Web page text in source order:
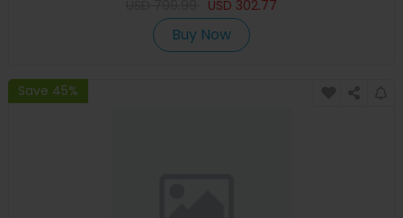
USD 302.77
Buy Now
Save 45%